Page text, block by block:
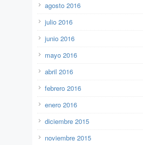
agosto 2016
julio 2016
junio 2016
mayo 2016
abril 2016
febrero 2016
enero 2016
diciembre 2015
noviembre 2015